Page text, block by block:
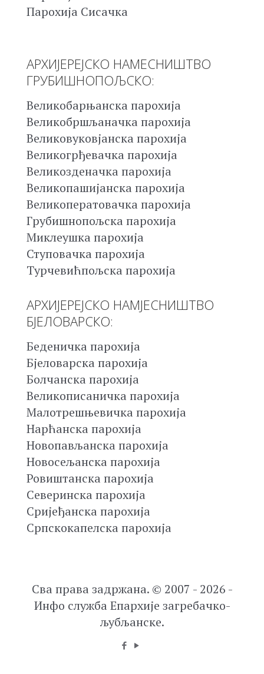
Парохија Сисачка
АРХИЈЕРЕЈСКО НАМЕСНИШТВО
ГРУБИШНОПОЉСКО:
Великобарњанска парохија
Великобршљаначка парохија
Великовуковјанска парохија
Великогрђевачка парохија
Великозденачка парохија
Великопашијанска парохија
Великоператовачка парохија
Грубишнопољска парохија
Миклеушка парохија
Ступовачка парохија
Турчевићпољска парохија
АРХИЈЕРЕЈСКО НАМЈЕСНИШТВО
БЈЕЛОВАРСКО:
Беденичка парохија
Бјеловарска парохија
Болчанска парохија
Великописаничка парохија
Малотрешњевичка парохија
Нарћанска парохија
Новопављанска парохија
Новосељанска парохија
Ровиштанска парохија
Северинска парохија
Сријеђанска парохија
Српскокапелска парохија
Сва права задржана. © 2007 - 2026 -
Инфо служба Епархије загребачко-
љубљанске.